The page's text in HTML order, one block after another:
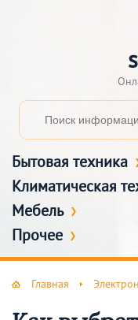
Бытовая техника
Климатическая
Мебель
Прочее
Главная